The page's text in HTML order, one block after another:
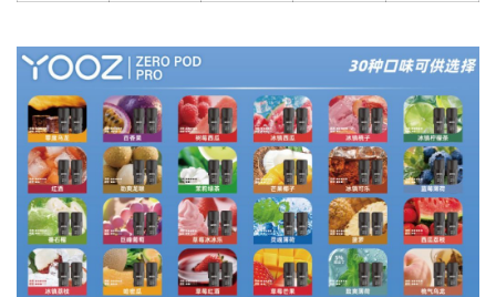
性
电
子
烟
电
子
烟
评